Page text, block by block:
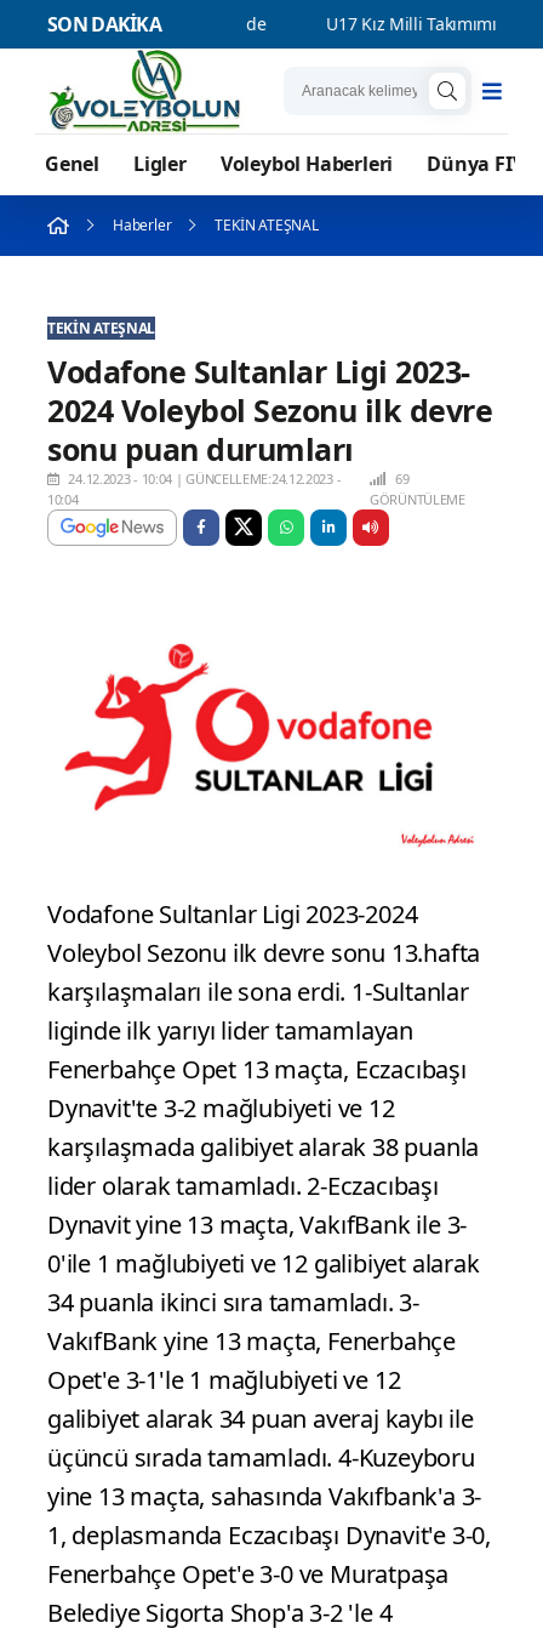
SON DAKİKA
Şampiyonası'nda Finalde U17 Kız Milli Takımımız, ABD'ye
Genel Ligler Voleybol Haberleri Dünya
Haberler TEKİN ATEŞNAL
TEKİN ATEŞNAL
Vodafone Sultanlar Ligi 2023-
2024 Voleybol Sezonu ilk devre
sonu puan durumları
24.12.2023 - 10:04 |GÜNCELLEME:24.12.2023 -
10:04
69
GÖRÜNTÜLEME
Vodafone Sultanlar Ligi 2023-2024
Voleybol Sezonu ilk devre sonu 13.hafta
karşılaşmaları ile sona erdi. 1-Sultanlar
liginde ilk yarıyı lider tamamlayan
Fenerbahçe Opet 13 maçta, Eczacıbaşı
Dynavit'te 3-2 mağlubiyeti ve 12
karşılaşmada galibiyet alarak 38 puanla
lider olarak tamamladı. 2-Eczacıbaşı
Dynavit yine 13 maçta, VakıfBank ile 3-
0'ile 1 mağlubiyeti ve 12 galibiyet alarak
34 puanla ikinci sıra tamamladı. 3-
VakıfBank yine 13 maçta, Fenerbahçe
Opet'e 3-1'le 1 mağlubiyeti ve 12
galibiyet alarak 34 puan averaj kaybı ile
üçüncü sırada tamamladı. 4-Kuzeyboru
yine 13 maçta, sahasında Vakıfbank'a 3-
1, deplasmanda Eczacıbaşı Dynavit'e 3-0,
Fenerbahçe Opet'e 3-0 ve Muratpaşa
Belediye Sigorta Shop'a 3-2 'le 4